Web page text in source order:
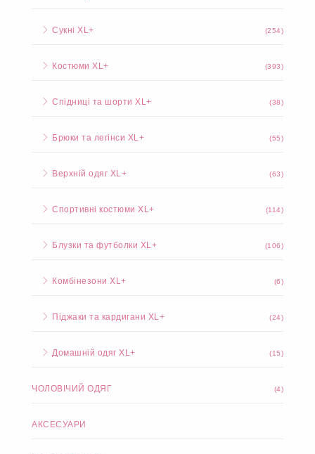
Сукні XL+ (254)
Костюми XL+ (393)
Спідниці та шорти XL+ (38)
Брюки та легінси XL+ (55)
Верхній одяг XL+ (63)
Спортивні костюми XL+ (114)
Блузки та футболки XL+ (106)
Комбінезони XL+ (6)
Піджаки та кардигани XL+ (24)
Домашній одяг XL+ (15)
ЧОЛОВІЧИЙ ОДЯГ (4)
АКСЕСУАРИ